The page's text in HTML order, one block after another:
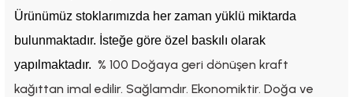
Ürünümüz stoklarımızda her zaman yüklü miktarda
bulunmaktadır. İsteğe göre özel baskılı olarak
yapılmaktadır. % 100 Doğaya geri dönüşen kraft
kağıttan imal edilir. Sağlamdır. Ekonomiktir. Doğa ve